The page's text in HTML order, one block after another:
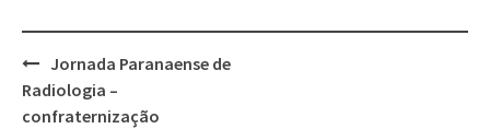
Jornada Paranaense de
Radiologia –
confraternização